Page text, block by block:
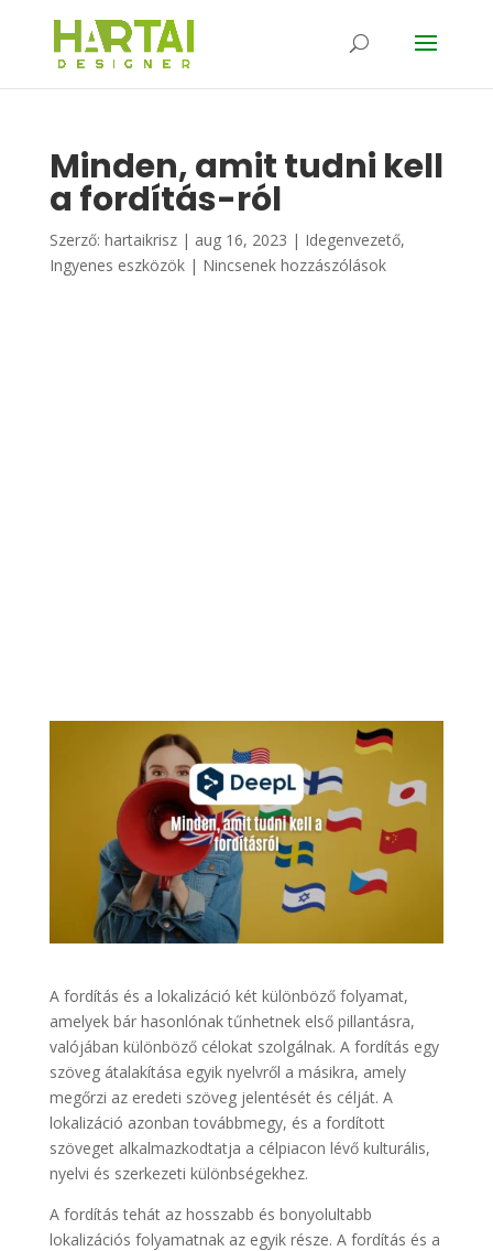
Minden, amit tudni kell
a fordítás-ról
Szerző: hartaikrisz| aug 16, 2023 | Idegenvezető,
Ingyenes eszközök| Nincsenek hozzászólások
A fordítás és a lokalizáció két különböző folyamat,
amelyek bár hasonlónak tűnhetnek első pillantásra,
valójában különböző célokat szolgálnak. A fordítás egy
szöveg átalakítása egyik nyelvről a másikra, amely
megőrzi az eredeti szöveg jelentését és célját. A
lokalizáció azonban továbbmegy, és a fordított
szöveget alkalmazkodtatja a célpiacon lévő kulturális,
nyelvi és szerkezeti különbségekhez.
A fordítás tehát az hosszabb és bonyolultabb
lokalizációs folyamatnak az egyik része. A fordítás és a